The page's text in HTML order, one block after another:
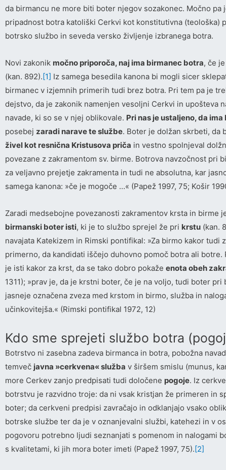
da birmancu ne more biti boter njegov sozakonec. Močno pa
pripadnost botra katoliški Cerkvi kot konstitutivna (teološka)
botrsko službo in seveda versko življenje izbranega botra.
Novi zakonik močno priporoča, naj ima birmanec botra, če
(kan. 892).[1] Iz samega besedila kanona bi mogli sicer
birmanec v izjemnih primerih tudi brez botra. Pri tem pa je
dejstvo, da je zakonik namenjen vesoljni Cerkvi in upošteva
navade, ki so se v njej oblikovale. Pri nas je ustaljeno, da
posebej zaradi narave te službe. Boter je dolžan skrbeti, da
živel kot resnična Kristusova priča in vestno spolnjeval
povezane z zakramentom sv. birme. Botrova navzočnost pri
za veljavno prejetje zakramenta in tudi ne absolutna, kar
samega kanona: »če je mogoče …« (Papež 1997, 75; Košir
Zaradi medsebojne povezanosti zakramentov krsta in birme
birmanski boter isti, ki je to službo sprejel že pri krstu (kan.
navajata Katekizem in Rimski pontifikal: »Za birmo kakor tudi
primerno, da kandidati iščejo duhovno pomoč botra ali botre.
je isti kakor za krst, da se tako dobro pokaže enota obeh
1311); »prav je, da je krstni boter, če je na voljo, tudi boter pri
jasneje označena zveza med krstom in birmo, služba in
učinkovitejša.« (Rimski pontifikal 1972, 12)
Kdo sme sprejeti službo botra
Botrstvo ni zasebna zadeva birmanca in botra, pobožna
temveč javna »cerkvena« služba v širšem smislu (munus,
more Cerkev zanjo predpisati tudi določene pogoje. Iz
botrstvu je razvidno troje: da ni vsak kristjan že primeren in
boter; da cerkveni predpisi zavračajo in odklanjajo vsako
botrske službe ter da je v oznanjevalni službi, katehezi in v
pogovoru potrebno ljudi seznanjati s pomenom in nalogami
s kvalitetami, ki jih mora boter imeti (Papež 1997, 75).[2]